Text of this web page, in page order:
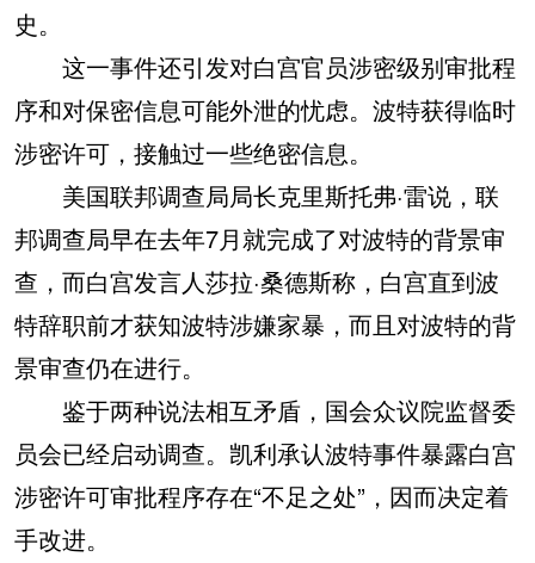
史。
这一事件还引发对白宫官员涉密级别审批程
序和对保密信息可能外泄的忧虑。波特获得临时
涉密许可，接触过一些绝密信息。
美国联邦调查局局长克里斯托弗·雷说，联
邦调查局早在去年7月就完成了对波特的背景审
查，而白宫发言人莎拉·桑德斯称，白宫直到波
特辞职前才获知波特涉嫌家暴，而且对波特的背
景审查仍在进行。
鉴于两种说法相互矛盾，国会众议院监督委
员会已经启动调查。凯利承认波特事件暴露白宫
涉密许可审批程序存在“不足之处”，因而决定着
手改进。